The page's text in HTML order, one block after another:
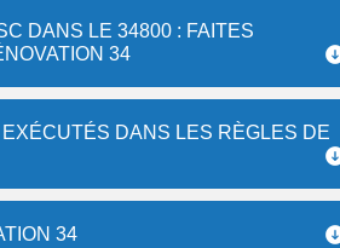
DANS LE 34800 : FAITES
34
DANS LES RÈGLES DE
34